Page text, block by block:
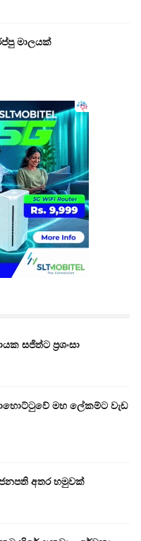
මාලයක්
සජිත්ට ප්‍රශංසා
මහ ලේකම්ට වැඩ
අතර හමුවක්